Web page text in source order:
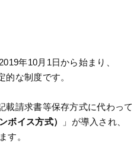
年10月1日から始まり、
的な制度です。
載請求書等保存方式に代わって
ボイス方式）
」が導入され、
す。